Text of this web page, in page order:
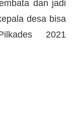
dan jadi
desa bisa
2021